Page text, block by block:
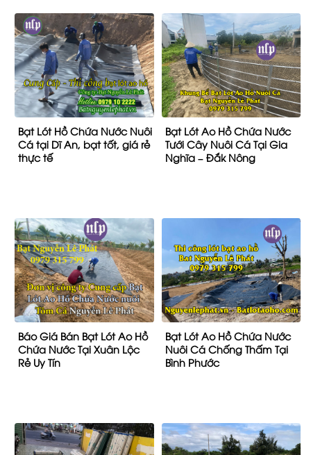
Bạt Lót Hồ Chứa Nước Nuôi
Cá tại Dĩ An, bạt tốt, giá rẻ
thực tế
Bạt Lót Ao Hồ Chứa Nước
Tưới Cây Nuôi Cá Tại Gia
Nghĩa – Đắk Nông
Báo Giá Bán Bạt Lót Ao Hồ
Chứa Nước Tại Xuân Lộc
Rẻ Uy Tín
Bạt Lót Ao Hồ Chứa Nước
Nuôi Cá Chống Thấm Tại
Bình Phước